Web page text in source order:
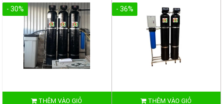
- 30%
THÊM VÀO GIỎ
- 36%
THÊM VÀO GIỎ